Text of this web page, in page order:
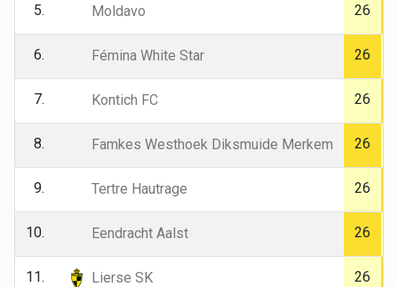
5. Moldavo 26
6. Fémina White Star 26
7. Kontich FC 26
8. Famkes Westhoek Diksmuide Merkem 26
9. Tertre Hautrage 26
10. Eendracht Aalst 26
11. Lierse SK 26